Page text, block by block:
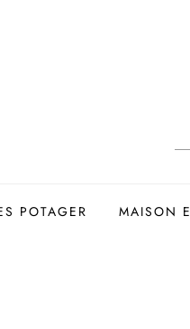
POTAGER MAISON